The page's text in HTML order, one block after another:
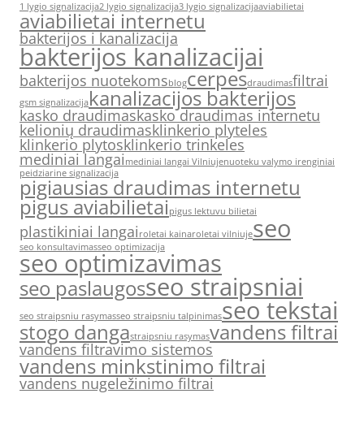
1 lygio signalizacija2 lygio signalizacija3 lygio signalizacijaaviabilietai
aviabilietai internetu
bakterijos i kanalizacija
bakterijos kanalizacijai
bakterijos nuotekomsblogcerpesdraudimasfiltrai
gsm signalizacijakanalizacijos bakterijos
kasko draudimaskasko draudimas internetu
kelionių draudimasklinkerio plyteles
klinkerio plytosklinkerio trinkeles
mediniai langai mediniai langai Vilniujenuoteku valymo irenginiai
peidziarine signalizacija
pigiausias draudimas internetu
pigus aviabilietaipigus lektuvu bilietai
plastikiniai langai roletai kainaroletai vilniujeseo
seo konsultavimasseo optimizacija
seo optimizavimas
seo paslaugosseo straipsniai
seo straipsniu rasymasseo straipsniu talpinimasseo tekstai
stogo dangastraipsniu rasymasvandens filtrai
vandens filtravimo sistemos
vandens minkstinimo filtrai
vandens nugeležinimo filtrai